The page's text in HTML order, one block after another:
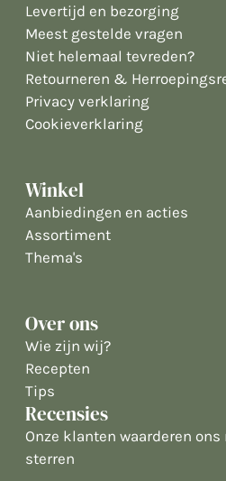
Levertijd en bezorging
Meest gestelde vragen
Niet helemaal tevreden?
Retourneren &
Privacy verklaring
Cookieverklaring
Winkel
Aanbiedingen en acties
Assortiment
Thema's
Over ons
Wie zijn wij?
Recepten
Tips
Recensies
Onze klanten waarderen ons
sterren